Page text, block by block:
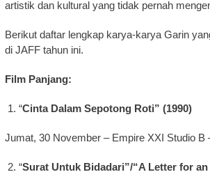
artistik dan kultural yang tidak pernah
Berikut daftar lengkap karya-karya Garin
di JAFF tahun ini.
Film Panjang:
“Cinta Dalam Sepotong Roti” (1990)
Jumat, 30 November – Empire XXI Studio B
“Surat Untuk Bidadari”/“A Letter for an